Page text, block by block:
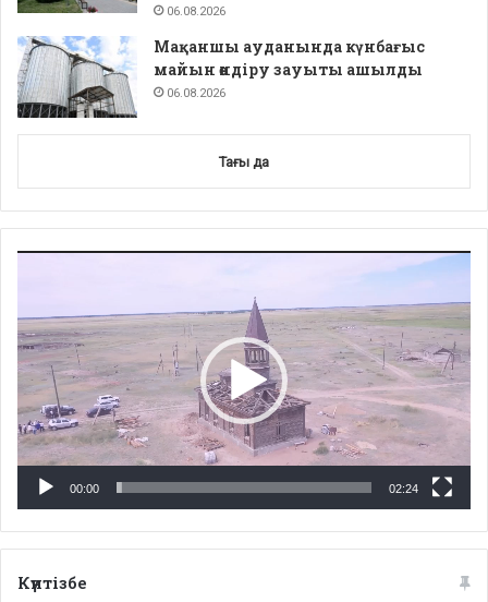
06.08.2026
Мақаншы ауданында күнбағыс
майын өндіру зауыты ашылды
06.08.2026
Тағы да
00:00 02:24
Күнтізбе